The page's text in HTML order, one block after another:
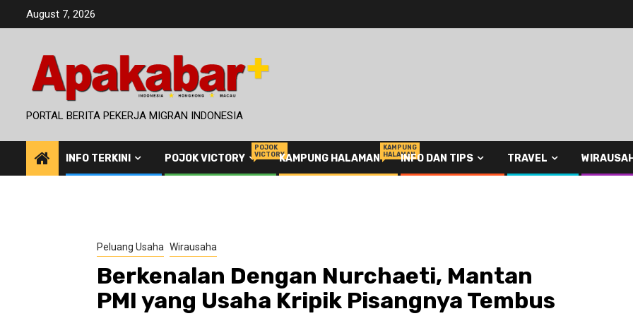
August 7, 2026
PORTAL BERITA PEKERJA MIGRAN INDONESIA
INFO TERKINI POJOK VICTORY
POJOK
VICTORYKAMPUNG HALAMAN
KAMPUNG
HALAMANINFO DAN TIPS TRAVEL
Peluang Usaha Wirausaha
Berkenalan Dengan Nurchaeti, Mantan
PMI yang Usaha Kripik Pisangnya Tembus